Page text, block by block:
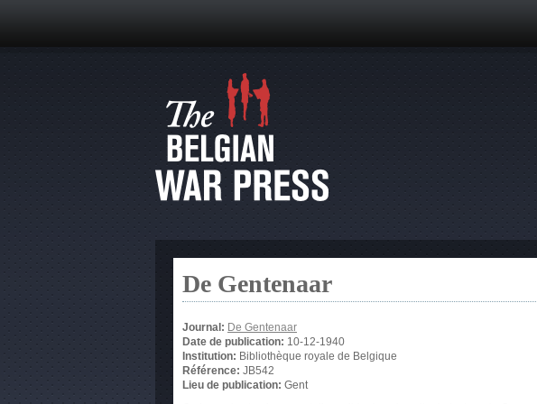
De Gentenaar
Journal: De Gentenaar
Date de publication: 10-12-1940
Institution: Bibliothèque royale de Belgique
Référence: JB542
Lieu de publication: Gent